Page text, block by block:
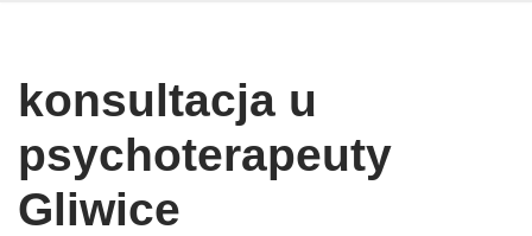
konsultacja u
psychoterapeuty
Gliwice